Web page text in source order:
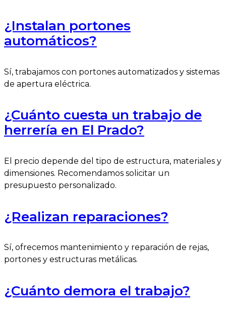
¿Instalan portones
automáticos?
Sí, trabajamos con portones automatizados y sistemas
de apertura eléctrica.
¿Cuánto cuesta un trabajo de
herrería en El Prado?
El precio depende del tipo de estructura, materiales y
dimensiones. Recomendamos solicitar un
presupuesto personalizado.
¿Realizan reparaciones?
Sí, ofrecemos mantenimiento y reparación de rejas,
portones y estructuras metálicas.
¿Cuánto demora el trabajo?